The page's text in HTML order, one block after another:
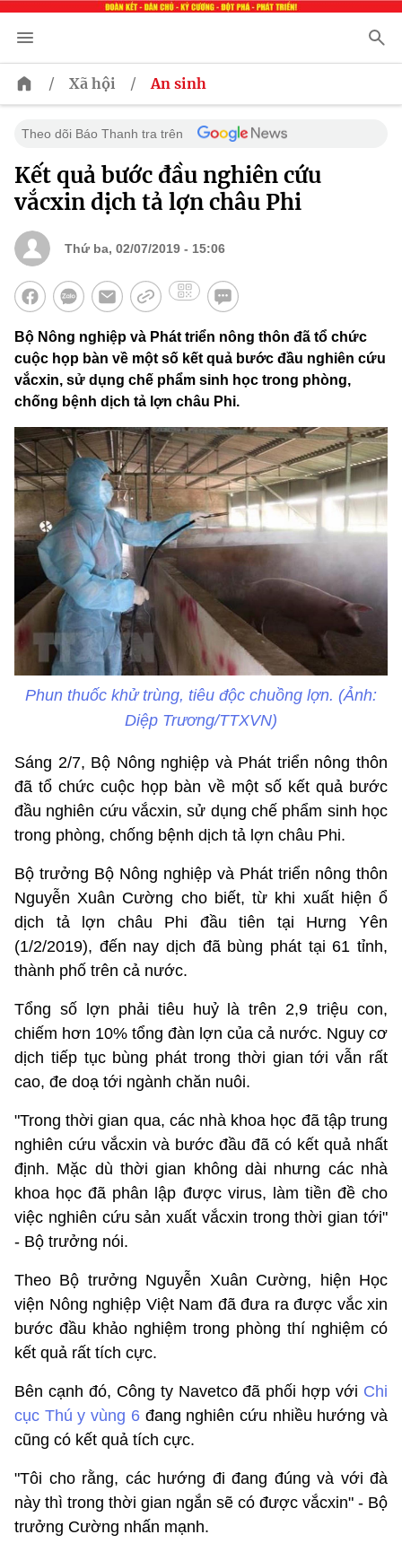
/ Xã hội / An sinh
Theo dõi Báo Thanh tra trên
Kết quả bước đầu nghiên cứu
vắcxin dịch tả lợn châu Phi
Thứ ba, 02/07/2019 - 15:06
Bộ Nông nghiệp và Phát triển nông thôn đã tổ chức
cuộc họp bàn về một số kết quả bước đầu nghiên cứu
vắcxin, sử dụng chế phẩm sinh học trong phòng,
chống bệnh dịch tả lợn châu Phi.
Phun thuốc khử trùng, tiêu độc chuồng lợn. (Ảnh:
Diệp Trương/TTXVN)
Sáng 2/7, Bộ Nông nghiệp và Phát triển nông thôn
đã tổ chức cuộc họp bàn về một số kết quả bước
đầu nghiên cứu vắcxin, sử dụng chế phẩm sinh học
trong phòng, chống bệnh dịch tả lợn châu Phi.
Bộ trưởng Bộ Nông nghiệp và Phát triển nông thôn
Nguyễn Xuân Cường cho biết, từ khi xuất hiện ổ
dịch tả lợn châu Phi đầu tiên tại Hưng Yên
(1/2/2019), đến nay dịch đã bùng phát tại 61 tỉnh,
thành phố trên cả nước.
Tổng số lợn phải tiêu huỷ là trên 2,9 triệu con,
chiếm hơn 10% tổng đàn lợn của cả nước. Nguy cơ
dịch tiếp tục bùng phát trong thời gian tới vẫn rất
cao, đe doạ tới ngành chăn nuôi.
"Trong thời gian qua, các nhà khoa học đã tập trung
nghiên cứu vắcxin và bước đầu đã có kết quả nhất
định. Mặc dù thời gian không dài nhưng các nhà
khoa học đã phân lập được virus, làm tiền đề cho
việc nghiên cứu sản xuất vắcxin trong thời gian tới"
- Bộ trưởng nói.
Theo Bộ trưởng Nguyễn Xuân Cường, hiện Học
viện Nông nghiệp Việt Nam đã đưa ra được vắc xin
bước đầu khảo nghiệm trong phòng thí nghiệm có
kết quả rất tích cực.
Bên cạnh đó, Công ty Navetco đã phối hợp với Chi
cục Thú y vùng 6đang nghiên cứu nhiều hướng và
cũng có kết quả tích cực.
"Tôi cho rằng, các hướng đi đang đúng và với đà
này thì trong thời gian ngắn sẽ có được vắcxin" - Bộ
trưởng Cường nhấn mạnh.